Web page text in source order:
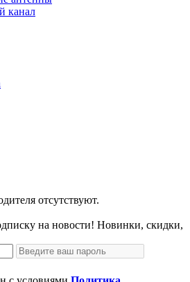
канал
отсутствуют.
на новости! Новинки, скидки,